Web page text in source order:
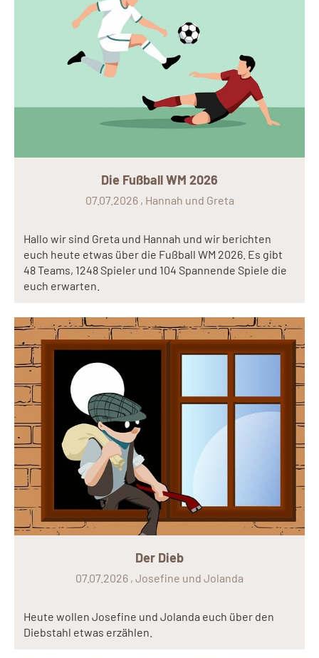
Die Fußball WM 2026
07.07.2026, Hannah und Greta
Hallo wir sind Greta und Hannah und wir berichten
euch heute etwas über die Fußball WM 2026. Es gibt
48 Teams, 1248 Spieler und 104 Spannende Spiele die
euch erwarten.
Der Dieb
07.07.2026 , Josefine und Jolanda
Heute wollen Josefine und Jolanda euch über den
Diebstahl etwas erzählen.